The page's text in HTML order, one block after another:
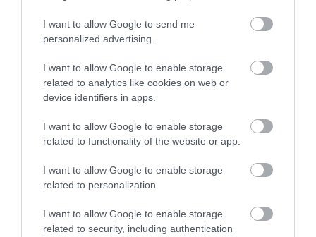
I want to allow Google to send me
personalized advertising.
I want to allow Google to enable storage
related to analytics like cookies on web or
device identifiers in apps.
I want to allow Google to enable storage
related to functionality of the website or app.
I want to allow Google to enable storage
related to personalization.
I want to allow Google to enable storage
related to security, including authentication
TATA ELBŰVÖLŐ LÁTVÁNYOSSÁGAI,
AMIKÉRT ÉRDEMES MEGNÉZNI
2026. augusztus 08
TÖBB MINT EGY HÓNAP IS LEHET, MIRE
TELJESEN ÚJRAINDUL A P...
TANULJ NÉMETÜL OTTHONRÓL: A
2026. augusztus 07|Promóció
LEÁLLÍTOTT SZOLGÁLTATÁSOK AZ EGRI...
2026. augusztus 07|Eger ügye